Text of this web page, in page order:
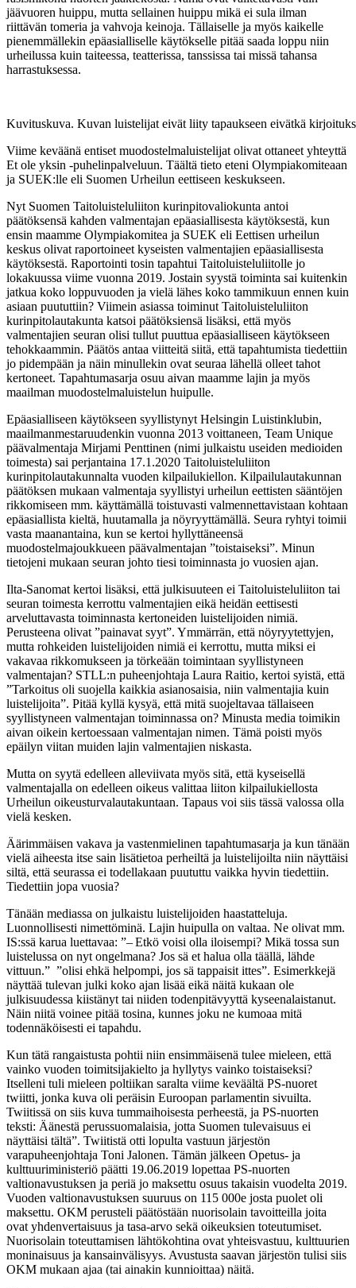
jäävuoren huippu, mutta sellainen huippu mikä ei sula ilman
riittävän tomeria ja vahvoja keinoja. Tällaiselle ja myös kaikelle
pienemmällekin epäasialliselle käytökselle pitää saada loppu niin
urheilussa kuin taiteessa, teatterissa, tanssissa tai missä tahansa
harrastuksessa.
Kuvituskuva. Kuvan luistelijat eivät liity tapaukseen eivätkä
Viime keväänä entiset muodostelmaluistelijat olivat ottaneet yhteyttä
Et ole yksin -puhelinpalveluun. Täältä tieto eteni Olympiakomiteaan
ja SUEK:lle eli Suomen Urheilun eettiseen keskukseen.
Nyt Suomen Taitoluisteluliiton kurinpitovaliokunta antoi
päätöksensä kahden valmentajan epäasiallisesta käytöksestä, kun
ensin maamme Olympiakomitea ja SUEK eli Eettisen urheilun
keskus olivat raportoineet kyseisten valmentajien epäasiallisesta
käytöksestä. Raportointi tosin tapahtui Taitoluisteluliitolle jo
lokakuussa viime vuonna 2019. Jostain syystä toiminta sai kuitenkin
jatkua koko loppuvuoden ja vielä lähes koko tammikuun ennen kuin
asiaan puututtiin? Viimein asiassa toiminut Taitoluisteluliiton
kurinpitolautakunta katsoi päätöksiensä lisäksi, että myös
valmentajien seuran olisi tullut puuttua epäasialliseen käytökseen
tehokkaammin. Päätös antaa viitteitä siitä, että tapahtumista tiedettiin
jo pidempään ja näin minullekin ovat seuraa lähellä olleet tahot
kertoneet. Tapahtumasarja osuu aivan maamme lajin ja myös
maailman muodostelmaluistelun huipulle.
Epäasialliseen käytökseen syyllistynyt Helsingin Luistinklubin,
maailmanmestaruudenkin vuonna 2013 voittaneen, Team Unique
päävalmentaja Mirjami Penttinen (nimi julkaistu useiden medioiden
toimesta) sai perjantaina 17.1.2020 Taitoluisteluliiton
kurinpitolautakunnalta vuoden kilpailukiellon. Kilpailulautakunnan
päätöksen mukaan valmentaja syyllistyi urheilun eettisten sääntöjen
rikkomiseen mm. käyttämällä toistuvasti valmennettavistaan kohtaan
epäasiallista kieltä, huutamalla ja nöyryyttämällä. Seura ryhtyi toimii
vasta maanantaina, kun se kertoi hyllyttäneensä
muodostelmajoukkueen päävalmentajan ”toistaiseksi”. Minun
tietojeni mukaan seuran johto tiesi toiminnasta jo vuosien ajan.
Ilta-Sanomat kertoi lisäksi, että julkisuuteen ei Taitoluisteluliiton tai
seuran toimesta kerrottu valmentajien eikä heidän eettisesti
arveluttavasta toiminnasta kertoneiden luistelijoiden nimiä.
Perusteena olivat ”painavat syyt”. Ymmärrän, että nöyryytettyjen,
mutta rohkeiden luistelijoiden nimiä ei kerrottu, mutta miksi ei
vakavaa rikkomukseen ja törkeään toimintaan syyllistyneen
valmentajan? STLL:n puheenjohtaja Laura Raitio, kertoi syistä, että
”Tarkoitus oli suojella kaikkia asianosaisia, niin valmentajia kuin
luistelijoita”. Pitää kyllä kysyä, että mitä suojeltavaa tällaiseen
syyllistyneen valmentajan toiminnassa on? Minusta media toimikin
aivan oikein kertoessaan valmentajan nimen. Tämä poisti myös
epäilyn viitan muiden lajin valmentajien niskasta.
Mutta on syytä edelleen alleviivata myös sitä, että kyseisellä
valmentajalla on edelleen oikeus valittaa liiton kilpailukiellosta
Urheilun oikeusturvalautakuntaan. Tapaus voi siis tässä valossa olla
vielä kesken.
Äärimmäisen vakava ja vastenmielinen tapahtumasarja ja kun tänään
vielä aiheesta itse sain lisätietoa perheiltä ja luistelijoilta niin näyttäisi
siltä, että seurassa ei todellakaan puututtu vaikka hyvin tiedettiin.
Tiedettiin jopa vuosia?
Tänään mediassa on julkaistu luistelijoiden haastatteluja.
Luonnollisesti nimettöminä. Lajin huipulla on valtaa. Ne olivat mm.
IS:ssä karua luettavaa: ”– Etkö voisi olla iloisempi? Mikä tossa sun
luistelussa on nyt ongelmana? Jos sä et halua olla täällä, lähde
vittuun.” ”olisi ehkä helpompi, jos sä tappaisit ittes”. Esimerkkejä
näyttää tulevan julki koko ajan lisää eikä näitä kukaan ole
julkisuudessa kiistänyt tai niiden todenpitävyyttä kyseenalaistanut.
Näin niitä voinee pitää tosina, kunnes joku ne kumoaa mitä
todennäköisesti ei tapahdu.
Kun tätä rangaistusta pohtii niin ensimmäisenä tulee mieleen, että
vainko vuoden toimitsijakielto ja hyllytys vainko toistaiseksi?
Itselleni tuli mieleen poltiikan saralta viime keväältä PS-nuoret
twiitti, jonka kuva oli peräisin Euroopan parlamentin sivuilta.
Twiitissä on siis kuva tummaihoisesta perheestä, ja PS-nuorten
teksti: Äänestä perussuomalaisia, jotta Suomen tulevaisuus ei
näyttäisi tältä”. Twiitistä otti lopulta vastuun järjestön
varapuheenjohtaja Toni Jalonen. Tämän jälkeen Opetus- ja
kulttuuriministeriö päätti 19.06.2019 lopettaa PS-nuorten
valtionavustuksen ja periä jo maksettu osuus takaisin vuodelta 2019.
Vuoden valtionavustuksen suuruus on 115 000e josta puolet oli
maksettu. OKM perusteli päätöstään nuorisolain tavoitteilla joita
ovat yhdenvertaisuus ja tasa-arvo sekä oikeuksien toteutumiset.
Nuorisolain toteuttamisen lähtökohtina ovat yhteisvastuu, kulttuurien
moninaisuus ja kansainvälisyys. Avustusta saavan järjestön tulisi siis
OKM mukaan ajaa (tai ainakin kunnioittaa) näitä.